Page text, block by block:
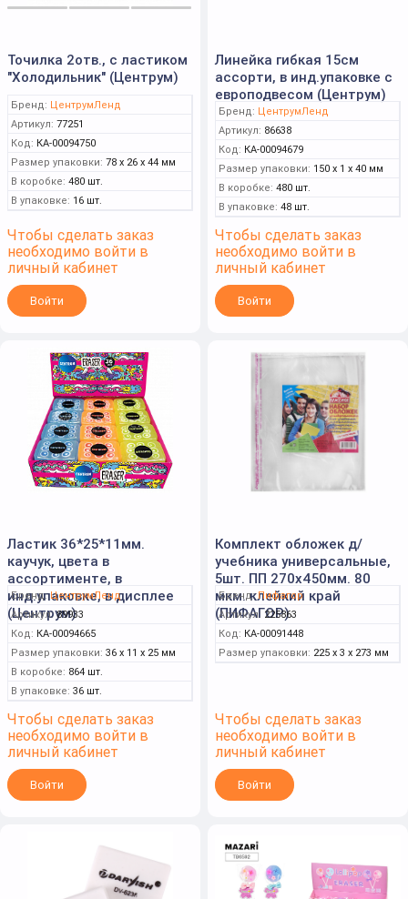
Точилка 2отв., с ластиком
"Холодильник" (Центрум)
Бренд: ЦентрумЛенд
Артикул: 77251
Код: КА-00094750
Размер упаковки: 78 x 26 x 44 мм
В коробке: 480 шт.
В упаковке: 16 шт.
Чтобы сделать заказ
необходимо войти в
личный кабинет
Войти
Линейка гибкая 15см
ассорти, в инд.упаковке с
европодвесом (Центрум)
Бренд: ЦентрумЛенд
Артикул: 86638
Код: КА-00094679
Размер упаковки: 150 x 1 x 40 мм
В коробке: 480 шт.
В упаковке: 48 шт.
Чтобы сделать заказ
необходимо войти в
личный кабинет
Войти
Ластик 36*25*11мм.
каучук, цвета в
ассортименте, в
инд.упаковке, в дисплее
(Центрум)
Бренд: ЦентрумЛенд
Артикул: 89933
Код: КА-00094665
Размер упаковки: 36 x 11 x 25 мм
В коробке: 864 шт.
В упаковке: 36 шт.
Чтобы сделать заказ
необходимо войти в
личный кабинет
Войти
Комплект обложек д/
учебника универсальные,
5шт. ПП 270х450мм. 80
мкм. клейкий край
(ПИФАГОР)
Бренд: Пифагор
Артикул: 225863
Код: КА-00091448
Размер упаковки: 225 x 3 x 273 мм
Чтобы сделать заказ
необходимо войти в
личный кабинет
Войти